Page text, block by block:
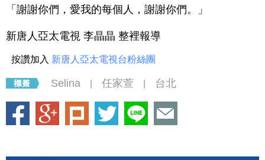
「謝謝你們，愛我的每個人，謝謝你們。」
新唐人亞太電視 李晶晶 整裡報導
按讚加入 新唐人亞太電視台粉絲團
Selina 任家萱 台北